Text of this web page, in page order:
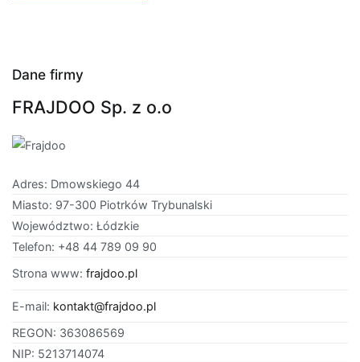
Dane firmy
FRAJDOO Sp. z o.o
Adres: Dmowskiego 44
Miasto: 97-300 Piotrków Trybunalski
Województwo: Łódzkie
Telefon: +48 44 789 09 90
Strona www: frajdoo.pl
E-mail: kontakt@frajdoo.pl
REGON: 363086569
NIP: 5213714074